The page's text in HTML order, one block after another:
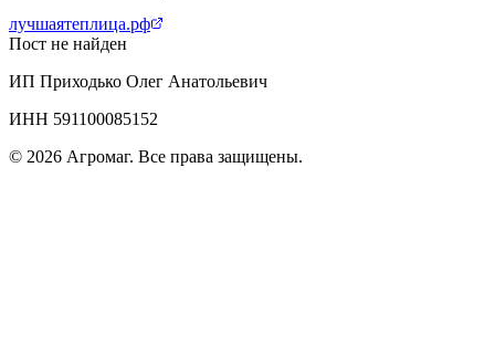
лучшаятеплица.рф
Пост не найден
ИП Приходько Олег Анатольевич
ИНН 591100085152
© 2026 Агромаг. Все права защищены.